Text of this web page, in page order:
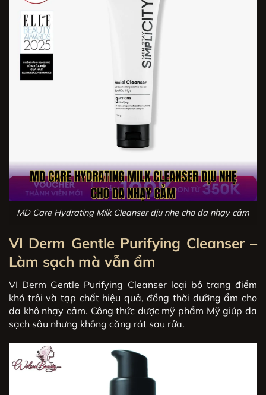
MD Care Hydrating Milk Cleanser dịu nhẹ cho da nhạy cảm
VI Derm Gentle Purifying Cleanser –
Làm sạch mà vẫn ẩm
VI Derm Gentle Purifying Cleanser loại bỏ trang điểm
khó trôi và tạp chất hiệu quả, đồng thời dưỡng ẩm cho
da khô nhạy cảm. Công thức dược mỹ phẩm Mỹ giúp da
sạch sâu nhưng không căng rát sau rửa.